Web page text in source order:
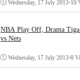
Wednesday, 17 July 2013•10
NBA Play Off, Drama
vs Nets
Wednesday, 17 July 2013•8